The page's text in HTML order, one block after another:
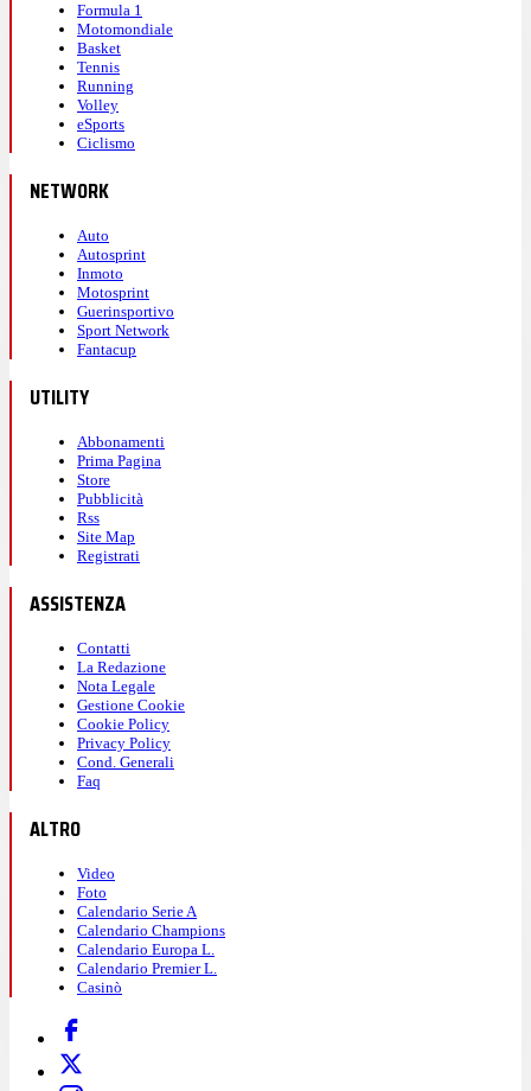
Formula 1
Motomondiale
Basket
Tennis
Running
Volley
eSports
Ciclismo
NETWORK
Auto
Autosprint
Inmoto
Motosprint
Guerinsportivo
Sport Network
Fantacup
UTILITY
Abbonamenti
Prima Pagina
Store
Pubblicità
Rss
Site Map
Registrati
ASSISTENZA
Contatti
La Redazione
Nota Legale
Gestione Cookie
Cookie Policy
Privacy Policy
Cond. Generali
Faq
ALTRO
Video
Foto
Calendario Serie A
Calendario Champions
Calendario Europa L.
Calendario Premier L.
Casinò